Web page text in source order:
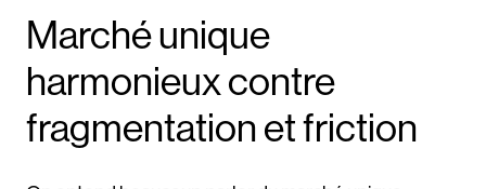
Marché unique
harmonieux contre
fragmentation et friction